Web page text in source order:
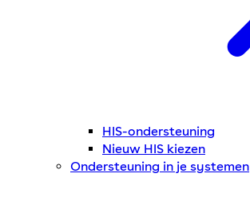
HIS-ondersteuning
Nieuw HIS kiezen
Ondersteuning in je systemen